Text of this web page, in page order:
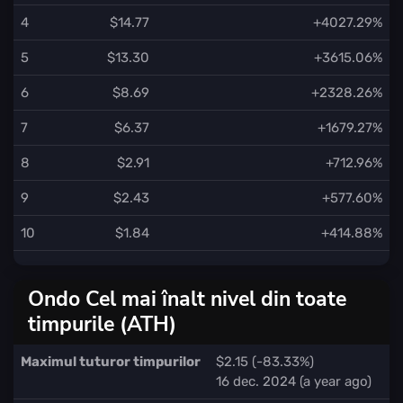
4 $14.77 +4027.29%
5 $13.30 +3615.06%
6 $8.69 +2328.26%
7 $6.37 +1679.27%
8 $2.91 +712.96%
9 $2.43 +577.60%
10 $1.84 +414.88%
Ondo Cel mai înalt nivel din toate
timpurile (ATH)
Maximul tuturor timpurilor
$2.15 (-83.33%)
16 dec. 2024 (a year ago)